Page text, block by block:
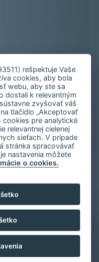
rešpektuje Vaše
cookies, aby bola
webu, aby ste sa
dostali k relevantným
zvyšovať váš
tlačidlo „Akceptovať
pre analytické
relevantnej cielenej
sieťach. V prípade
stránka spracovávať
nastavenia môžete
o cookies.